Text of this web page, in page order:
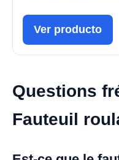
Ver producto
Questions
Fauteuil